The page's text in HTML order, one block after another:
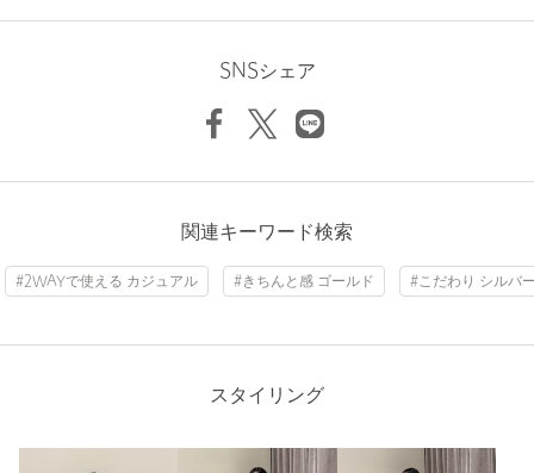
気軽に使えて機能的。毎日の“ちょうどいい”がかなう。
【注意事項】
※商品画像は、光の当たり具合やパソコンなどの閲覧環境によ
見た感じよりも小さく、あまり物がはいらない…。外ポケット
年代：60代～
身長：164cm
8人が参考になったと回答
SNSシェア
関連キーワード検索
#2WAYで使える カジュアル #きちんと感 ゴールド #こだわり シルバ
スタイリング